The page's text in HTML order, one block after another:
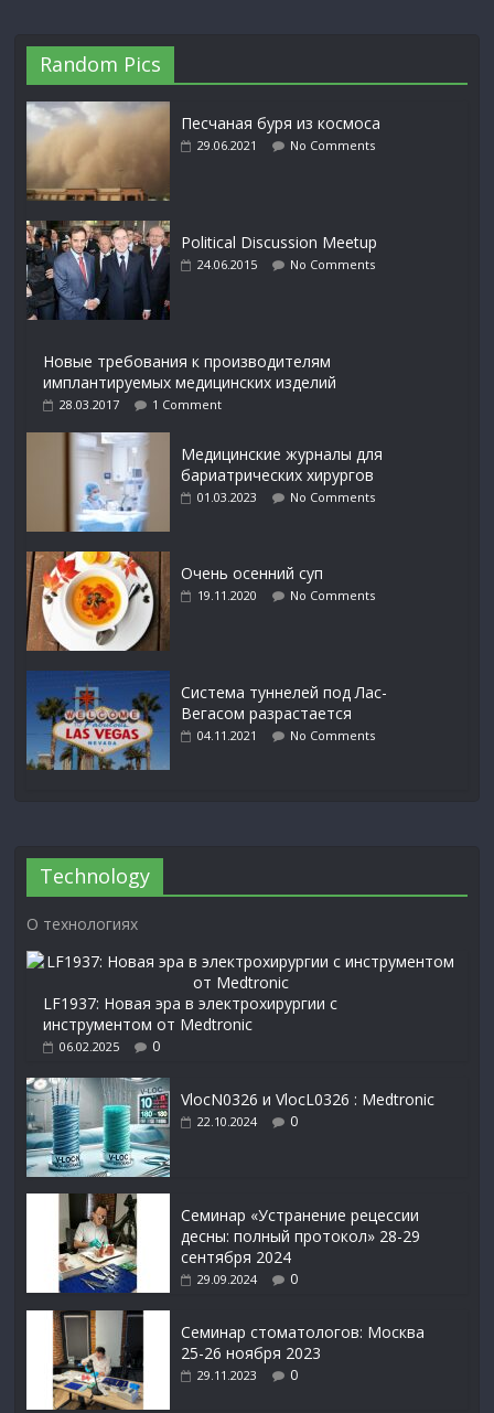
Random Pics
Песчаная буря из космоса
29.06.2021 No Comments
Political Discussion Meetup
24.06.2015 No Comments
Новые требования к производителям
имплантируемых медицинских изделий
28.03.2017 1 Comment
Медицинские журналы для
бариатрических хирургов
01.03.2023 No Comments
Очень осенний суп
19.11.2020 No Comments
Система туннелей под Лас-
Вегасом разрастается
04.11.2021 No Comments
Technology
О технологиях
LF1937: Новая эра в электрохирургии с
инструментом от Medtronic
06.02.2025 0
VlocN0326 и VlocL0326 : Medtronic
22.10.2024 0
Семинар «Устранение рецессии
десны: полный протокол» 28-29
сентября 2024
29.09.2024 0
Семинар стоматологов: Москва
25-26 ноября 2023
29.11.2023 0